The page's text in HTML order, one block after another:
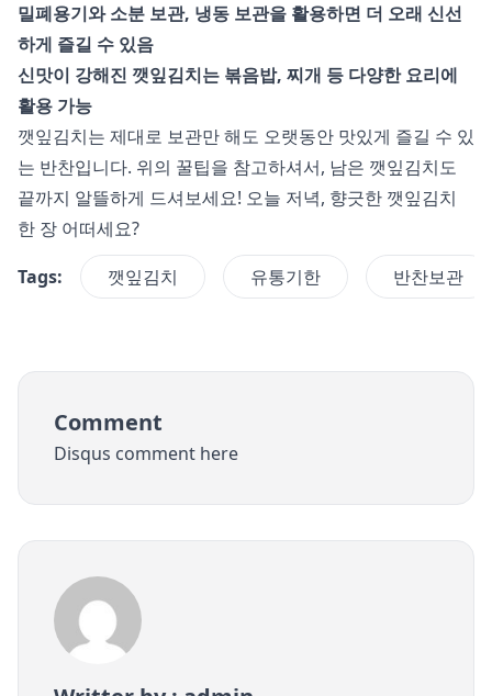
밀폐용기와 소분 보관, 냉동 보관을 활용하면 더 오래 신선
하게 즐길 수 있음
신맛이 강해진 깻잎김치는 볶음밥, 찌개 등 다양한 요리에
활용 가능
깻잎김치는 제대로 보관만 해도 오랫동안 맛있게 즐길 수 있
는 반찬입니다. 위의 꿀팁을 참고하셔서, 남은 깻잎김치도
끝까지 알뜰하게 드셔보세요! 오늘 저녁, 향긋한 깻잎김치
한 장 어떠세요?
Tags:
깻잎김치 유통기한 반찬보관
Comment
Disqus comment here